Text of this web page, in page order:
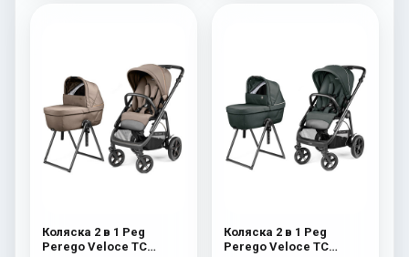
Коляска 2 в 1 Peg
Perego Veloce TC
Коляска 2 в 1 Peg
Perego Veloce TC